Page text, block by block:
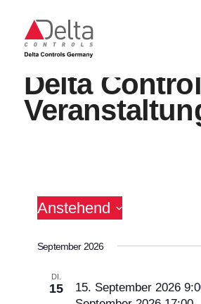
Delta
Anstehend
wählen.
September 2026
DI.
15 15. September 2026